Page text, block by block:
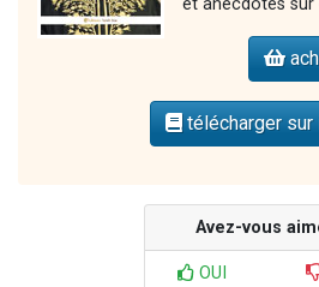
et anecdotes sur
télécharger sur
Avez-vous
OUI